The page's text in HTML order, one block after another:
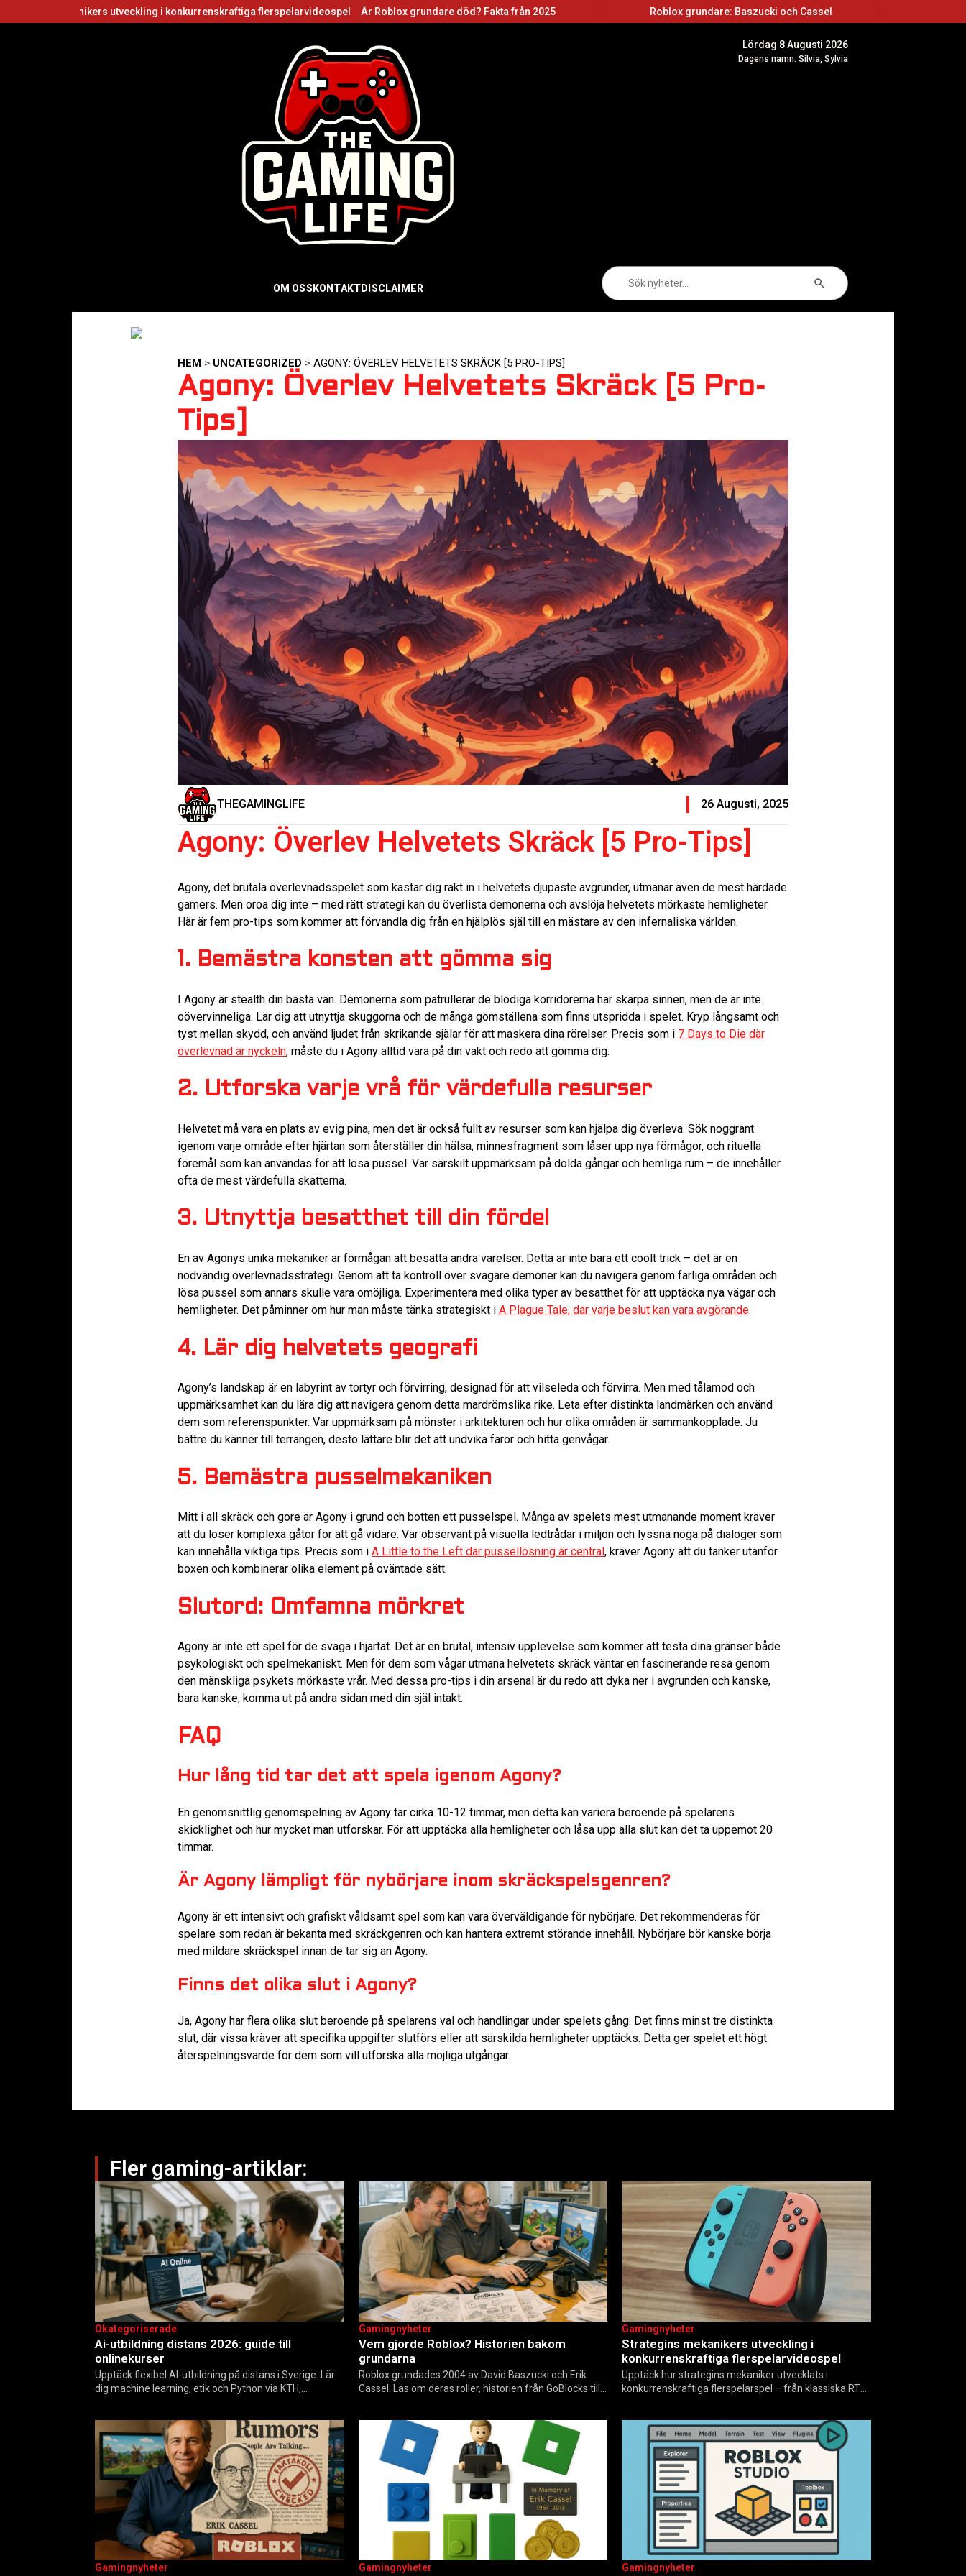
utveckling i konkurrenskraftiga flerspelarvideospel Är Roblox grundare död? Fakta från 2025 Roblox grundare: Baszucki och Cassel
OM OSS KONTAKTDISCLAIMER
Lördag 8 Augusti 2026
Dagens namn: Silvia, Sylvia
efter:
Sökknapp
HEM > UNCATEGORIZED > AGONY: ÖVERLEV HELVETETS SKRÄCK [5 PRO-TIPS]
Agony: Överlev Helvetets Skräck [5 Pro-
Tips]
THEGAMINGLIFE 26 Augusti, 2025
Agony: Överlev Helvetets Skräck [5 Pro-Tips]
Agony, det brutala överlevnadsspelet som kastar dig rakt in i helvetets djupaste avgrunder, utmanar även de mest härdade
gamers. Men oroa dig inte – med rätt strategi kan du överlista demonerna och avslöja helvetets mörkaste hemligheter.
Här är fem pro-tips som kommer att förvandla dig från en hjälplös själ till en mästare av den infernaliska världen.
1. Bemästra konsten att gömma sig
I Agony är stealth din bästa vän. Demonerna som patrullerar de blodiga korridorerna har skarpa sinnen, men de är inte
oövervinneliga. Lär dig att utnyttja skuggorna och de många gömställena som finns utspridda i spelet. Kryp långsamt och
tyst mellan skydd, och använd ljudet från skrikande själar för att maskera dina rörelser. Precis som i 7 Days to Die där
överlevnad är nyckeln, måste du i Agony alltid vara på din vakt och redo att gömma dig.
2. Utforska varje vrå för värdefulla resurser
Helvetet må vara en plats av evig pina, men det är också fullt av resurser som kan hjälpa dig överleva. Sök noggrant
igenom varje område efter hjärtan som återställer din hälsa, minnesfragment som låser upp nya förmågor, och rituella
föremål som kan användas för att lösa pussel. Var särskilt uppmärksam på dolda gångar och hemliga rum – de innehåller
ofta de mest värdefulla skatterna.
3. Utnyttja besatthet till din fördel
En av Agonys unika mekaniker är förmågan att besätta andra varelser. Detta är inte bara ett coolt trick – det är en
nödvändig överlevnadsstrategi. Genom att ta kontroll över svagare demoner kan du navigera genom farliga områden och
lösa pussel som annars skulle vara omöjliga. Experimentera med olika typer av besatthet för att upptäcka nya vägar och
hemligheter. Det påminner om hur man måste tänka strategiskt i A Plague Tale, där varje beslut kan vara avgörande.
4. Lär dig helvetets geografi
Agony’s landskap är en labyrint av tortyr och förvirring, designad för att vilseleda och förvirra. Men med tålamod och
uppmärksamhet kan du lära dig att navigera genom detta mardrömslika rike. Leta efter distinkta landmärken och använd
dem som referenspunkter. Var uppmärksam på mönster i arkitekturen och hur olika områden är sammankopplade. Ju
bättre du känner till terrängen, desto lättare blir det att undvika faror och hitta genvågar.
5. Bemästra pusselmekaniken
Mitt i all skräck och gore är Agony i grund och botten ett pusselspel. Många av spelets mest utmanande moment kräver
att du löser komplexa gåtor för att gå vidare. Var observant på visuella ledtrådar i miljön och lyssna noga på dialoger som
kan innehålla viktiga tips. Precis som i A Little to the Left där pussellösning är central , kräver Agony att du tänker utanför
boxen och kombinerar olika element på oväntade sätt.
Slutord: Omfamna mörkret
Agony är inte ett spel för de svaga i hjärtat. Det är en brutal, intensiv upplevelse som kommer att testa dina gränser både
psykologiskt och spelmekaniskt. Men för dem som vågar utmana helvetets skräck väntar en fascinerande resa genom
den mänskliga psykets mörkaste vrår. Med dessa pro-tips i din arsenal är du redo att dyka ner i avgrunden och kanske,
bara kanske, komma ut på andra sidan med din själ intakt.
FAQ
Hur lång tid tar det att spela igenom Agony?
En genomsnittlig genomspelning av Agony tar cirka 10-12 timmar, men detta kan variera beroende på spelarens
skicklighet och hur mycket man utforskar. För att upptäcka alla hemligheter och låsa upp alla slut kan det ta uppemot 20
timmar.
Är Agony lämpligt för nybörjare inom skräckspelsgenren?
Agony är ett intensivt och grafiskt våldsamt spel som kan vara överväldigande för nybörjare. Det rekommenderas för
spelare som redan är bekanta med skräckgenren och kan hantera extremt störande innehåll. Nybörjare bör kanske börja
med mildare skräckspel innan de tar sig an Agony.
Finns det olika slut i Agony?
Ja, Agony har flera olika slut beroende på spelarens val och handlingar under spelets gång. Det finns minst tre distinkta
slut, där vissa kräver att specifika uppgifter slutförs eller att särskilda hemligheter upptäcks. Detta ger spelet ett högt
återspelningsvärde för dem som vill utforska alla möjliga utgångar.
Fler gaming-artiklar:
Ai-utbildning distans 2026: guide till
onlinekurser
Okategoriserade
Upptäck flexibel AI-utbildning på distans i Sverige. Lär
dig machine learning, etik och Python via KTH,
Vem gjorde Roblox? Historien bakom
grundarna
Gamingnyheter
Roblox grundades 2004 av David Baszucki och Erik
Cassel. Läs om deras roller, historien från GoBlocks till
Strategins mekanikers utveckling i
konkurrenskraftiga flerspelarvideospel
Gamingnyheter
Upptäck hur strategins mekaniker utvecklats i
konkurrenskraftiga flerspelarspel – från klassiska RTS
Gamingnyheter Gamingnyheter Gamingnyheter